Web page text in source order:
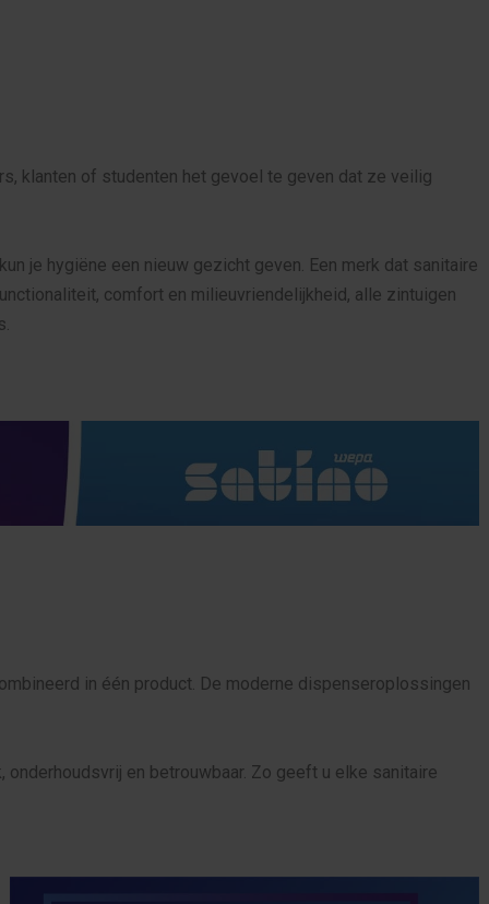
klanten of studenten het gevoel te geven dat ze veilig
je hygiëne een nieuw gezicht geven. Een merk dat sanitaire
comfort en milieuvriendelijkheid, alle zintuigen
in één product. De moderne dispenseroplossingen
en betrouwbaar. Zo geeft u elke sanitaire